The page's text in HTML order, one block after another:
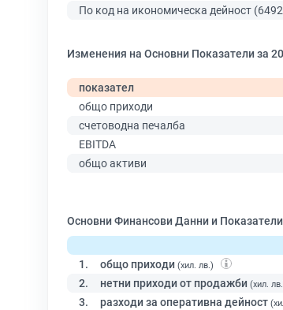
По код на икономическа дейност
Изменения на Основни Показатели за
показател
общо приходи
счетоводна печалба
EBITDA
общо активи
Основни Финансови Данни и
1.
общо приходи (хил. лв.)
2. нетни приходи от продажби (хил.
3. разходи за оперативна дейност